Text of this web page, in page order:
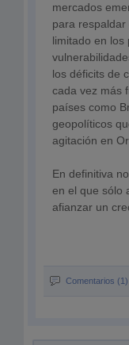
mercados
para
limitado en los
los déficits de
cada vez más
países como
geopolíticos
agitación en
En definitiva
en el que sólo
afianzar un
Comentarios (1)